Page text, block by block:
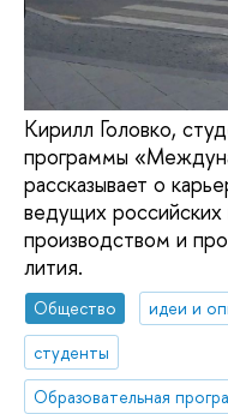
Кирилл Головко,
программы
рассказывает о
ведущих
производством и
лития.
Общество
идеи и
студенты